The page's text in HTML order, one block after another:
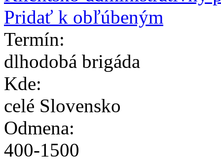
Pridať k obľúbeným
Termín:
dlhodobá brigáda
Kde:
celé Slovensko
Odmena:
400-1500